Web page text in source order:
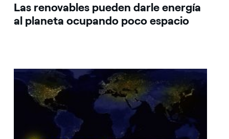
Las renovables pueden darle energía
al planeta ocupando poco espacio